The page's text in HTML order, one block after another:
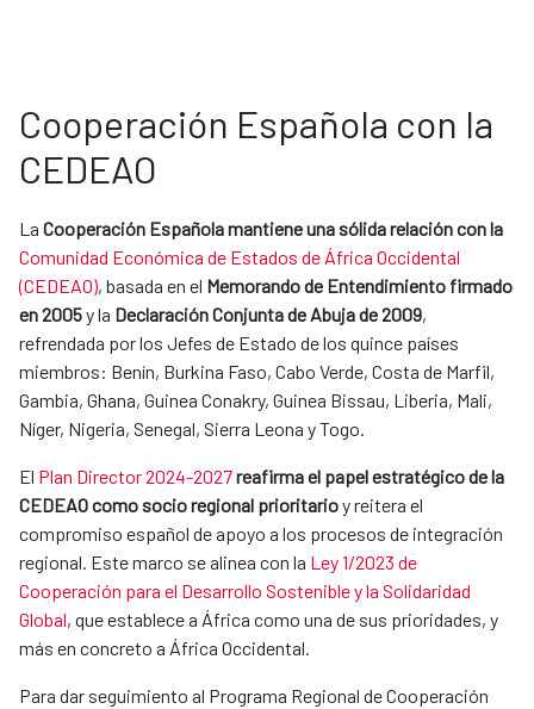
Cooperación Española con la
CEDEAO
La Cooperación Española mantiene una sólida relación con la
Comunidad Económica de Estados de África Occidental
(CEDEAO), basada en el Memorando de Entendimiento firmado
en 2005y la Declaración Conjunta de Abuja de 2009,
refrendada por los Jefes de Estado de los quince países
miembros: Benín, Burkina Faso, Cabo Verde, Costa de Marfil,
Gambia, Ghana, Guinea Conakry, Guinea Bissau, Liberia, Mali,
Níger, Nigeria, Senegal, Sierra Leona y Togo.
El Plan Director 2024-2027reafirma el papel estratégico de la
CEDEAO como socio regional prioritarioy reitera el
compromiso español de apoyo a los procesos de integración
regional. Este marco se alinea con la Ley 1/2023 de
Cooperación para el Desarrollo Sostenible y la Solidaridad
Global, que establece a África como una de sus prioridades, y
más en concreto a África Occidental.
Para dar seguimiento al Programa Regional de Cooperación